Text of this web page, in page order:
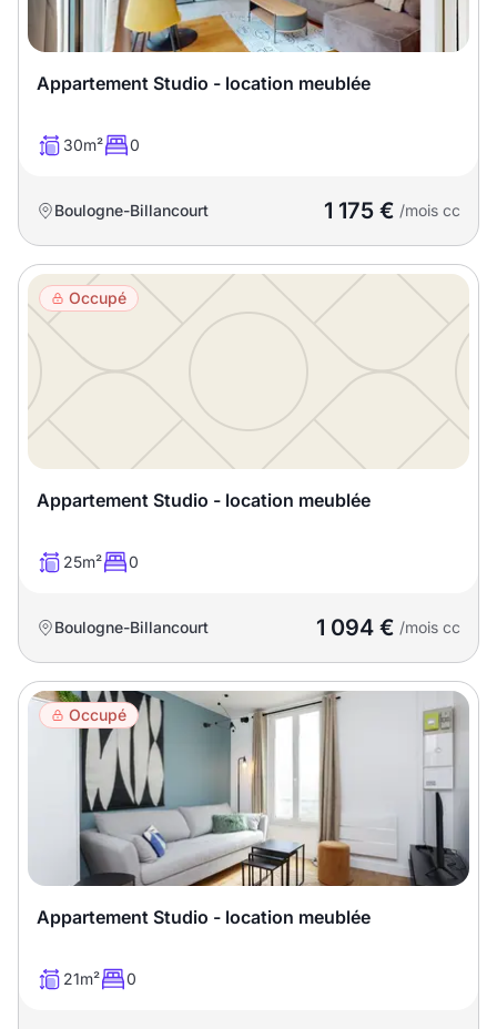
€
Nombre de pièces
T2 T3 T4 T5
T6 T7 T8 T9
T10 T12
T13 T15
T16
Superficie
Nombre de chambres
disponibles
chambres
disponibles
Espaces additionnels
Équipements des parties
Appartement Studio - location meublée
30m² 0
Boulogne-Billancourt 1 175 € /mois cc
Occupé
Appartement Studio - location meublée
25m² 0
Boulogne-Billancourt 1 094 € /mois cc
Occupé
Appartement Studio - location meublée
21m² 0